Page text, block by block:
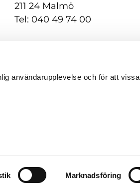
användarupplevelse och för att vissa
Marknadsföring
211 24 Malmö
Tel: 040 49 74 00
Svenska